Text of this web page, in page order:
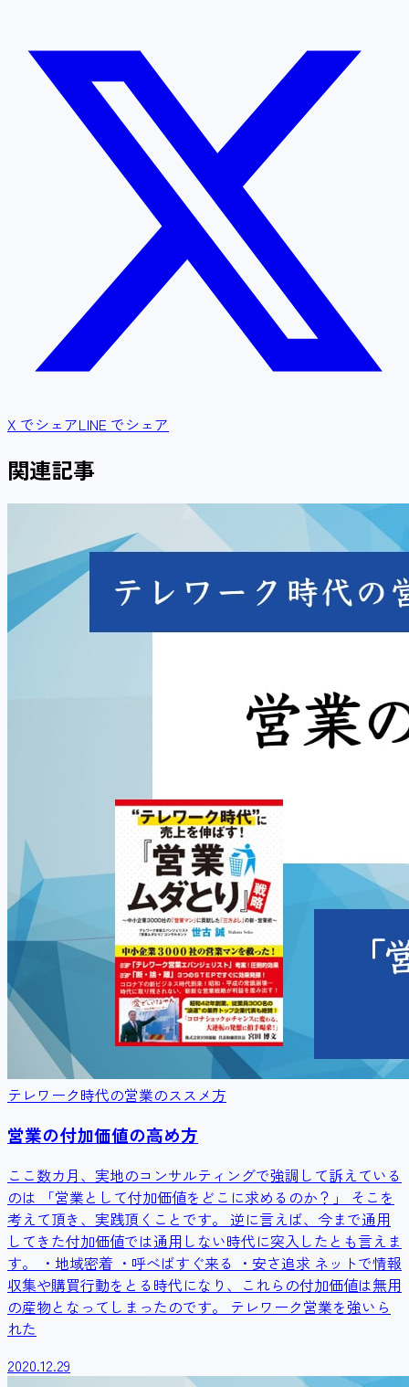
X でシェアLINE でシェア
関連記事
テレワーク時代の営業のススメ方
営業の付加価値の高め方
ここ数カ月、実地のコンサルティングで強調して訴えている
のは 「営業として付加価値をどこに求めるのか？」 そこを
考えて頂き、実践頂くことです。 逆に言えば、今まで通用
してきた付加価値では通用しない時代に突入したとも言えま
す。 ・地域密着 ・呼べばすぐ来る ・安さ追求 ネットで情報
収集や購買行動をとる時代になり、これらの付加価値は無用
の産物となってしまったのです。 テレワーク営業を強いら
れた
2020.12.29